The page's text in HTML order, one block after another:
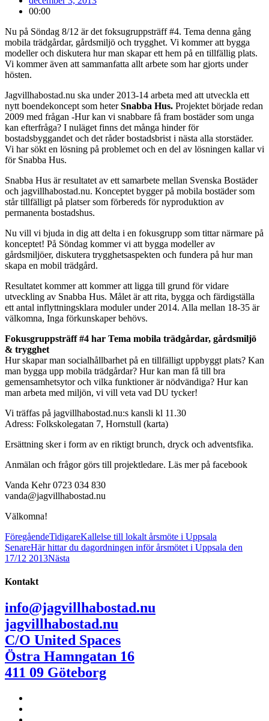
00:00
Nu på Söndag 8/12 är det foksugruppsträff #4. Tema denna gång
mobila trädgårdar, gårdsmiljö och trygghet. Vi kommer att bygga
modeller och diskutera hur man skapar ett hem på en tillfällig plats.
Vi kommer även att sammanfatta allt arbete som har gjorts under
hösten.
Jagvillhabostad.nu ska under 2013-14 arbeta med att utveckla ett
nytt boendekoncept som heterSnabba Hus. Projektet började redan
2009 med frågan -Hur kan vi snabbare få fram bostäder som unga
kan efterfråga? I nuläget finns det många hinder för
bostadsbyggandet och det råder bostadsbrist i nästa alla storstäder.
Vi har sökt en lösning på problemet och en del av lösningen kallar vi
för Snabba Hus.
Snabba Hus är resultatet av ett samarbete mellan Svenska Bostäder
och jagvillhabostad.nu. Konceptet bygger på mobila bostäder som
står tillfälligt på platser som förbereds för nyproduktion av
permanenta bostadshus.
Nu vill vi bjuda in dig att delta i en fokusgrupp som tittar närmare på
konceptet! På Söndag kommer vi att bygga modeller av
gårdsmiljöer, diskutera trygghetsaspekten och fundera på hur man
skapa en mobil trädgård.
Resultatet kommer att kommer att ligga till grund för vidare
utveckling av Snabba Hus. Målet är att rita, bygga och färdigställa
ett antal inflyttningsklara moduler under 2014. Alla mellan 18-35 är
välkomna, Inga förkunskaper behövs.
Fokusgruppsträff #4 har Tema mobila trädgårdar, gårdsmiljö
& trygghet
Hur skapar man socialhållbarhet på en tillfälligt uppbyggt plats? Kan
man bygga upp mobila trädgårdar? Hur kan man få till bra
gemensamhetsytor och vilka funktioner är nödvändiga? Hur kan
man arbeta med miljön, vi vill veta vad DU tycker!
Vi träffas på jagvillhabostad.nu:s kansli kl 11.30
Adress: Folkskolegatan 7, Hornstull (karta)
Ersättning sker i form av en riktigt brunch, dryck och adventsfika.
Anmälan och frågor görs till projektledare. Läs mer på facebook
Vanda Kehr 0723 034 830
vanda@jagvillhabostad.nu
Välkomna!
FöregåendeTidigareKallelse till lokalt årsmöte i Uppsala
SenareHär hittar du dagordningen inför årsmötet i Uppsala den
17/12 2013Nästa
Kontakt
info@jagvillhabostad.nu
jagvillhabostad.nu
C/O United Spaces
Östra Hamngatan 16
411 09 Göteborg